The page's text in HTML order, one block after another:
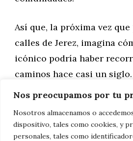
Nos preocupamos por tu
Nosotros almacenamos o
dispositivo, tales como cookies, y
personales, tales como
Así que, la próxima vez que
calles de Jerez, imagina
icónico podría haber
caminos hace casi un
que nos invita a reflexionar
nuestro patrimonio